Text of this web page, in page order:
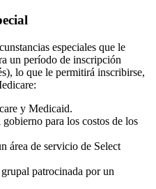
especiales que le
un período de inscripción
lo que le permitirá inscribirse,
y Medicaid.
para los costos de los
área de servicio de Select
patrocinada por un